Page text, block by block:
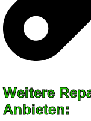
Weitere
Anbieten: